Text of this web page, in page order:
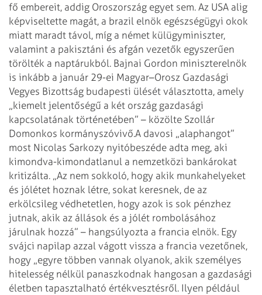
fő embereit, addig Oroszország egyet sem. Az USA alig
képviseltette magát, a brazil elnök egészségügyi okok
miatt maradt távol, míg a német külügyminiszter,
valamint a pakisztáni és afgán vezetők egyszerűen
törölték a naptárukból. Bajnai Gordon miniszterelnök
is inkább a január 29-ei Magyar–Orosz Gazdasági
Vegyes Bizottság budapesti ülését választotta, amely
„kiemelt jelentőségű a két ország gazdasági
kapcsolatának történetében” – közölte Szollár
Domonkos kormányszóvivő.A davosi „alaphangot”
most Nicolas Sarkozy nyitóbeszéde adta meg, aki
kimondva-kimondatlanul a nemzetközi bankárokat
kritizálta. „Az nem sokkoló, hogy akik munkahelyeket
és jólétet hoznak létre, sokat keresnek, de az
erkölcsileg védhetetlen, hogy azok is sok pénzhez
jutnak, akik az állások és a jólét rombolásához
járulnak hozzá” – hangsúlyozta a francia elnök. Egy
svájci napilap azzal vágott vissza a francia vezetőnek,
hogy „egyre többen vannak olyanok, akik személyes
hitelesség nélkül panaszkodnak hangosan a gazdasági
életben tapasztalható értékvesztésről. Ilyen például